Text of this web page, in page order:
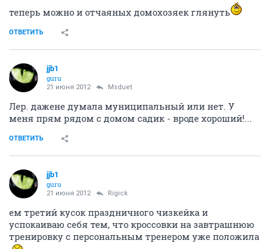
теперь можно и отчаяных домохозяек глянуть
ОТВЕТИТЬ
jjb1
guru
21 июня 2012 Msduet
Лер. дажене думала муниципальный или нет. У
меня прям рядом с домом садик - вроде хороший!...
ОТВЕТИТЬ
jjb1
guru
21 июня 2012 Rigick
ем третий кусок праздничного чизкейка и
успокаиваю себя тем, что кроссовки на завтрашнюю
тренировку с персональным тренером уже положила